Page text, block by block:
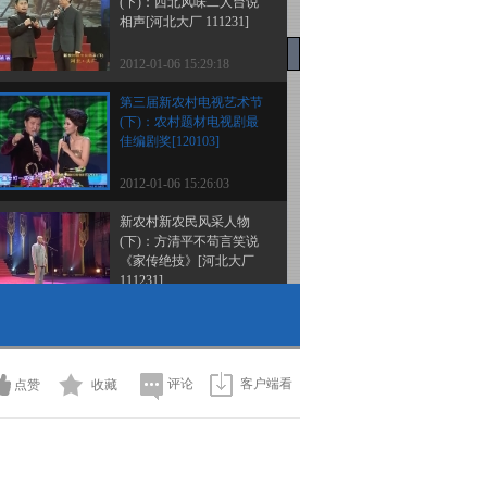
相声[河北大厂 111231]
2012-01-06 15:29:18
第三届新农村电视艺术节
(下)：农村题材电视剧最
佳编剧奖[120103]
2012-01-06 15:26:03
新农村新农民风采人物
(下)：方清平不苟言笑说
《家传绝技》[河北大厂
111231]
动物为师[河北大厂
111231]
2012-01-06 15:22:41
点赞 收藏 评论 客户端看